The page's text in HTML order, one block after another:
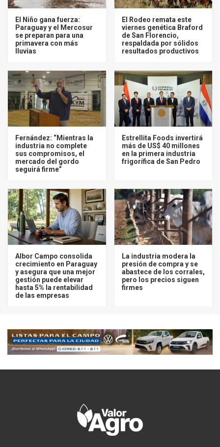
El Niño gana fuerza:
Paraguay y el Mercosur
se preparan para una
primavera con más
lluvias
El Rodeo remata este
viernes genética Braford
de San Florencio,
respaldada por sólidos
resultados productivos
Fernández: “Mientras la
industria no complete
sus compromisos, el
mercado del gordo
seguirá firme”
Estrellita Foods invertirá
más de US$ 40 millones
en la primera industria
frigorífica de San Pedro
Albor Campo consolida
crecimiento en Paraguay
y asegura que una mejor
gestión puede elevar
hasta 5% la rentabilidad
de las empresas
La industria modera la
presión de compra y se
abastece de los corrales,
pero los precios siguen
firmes